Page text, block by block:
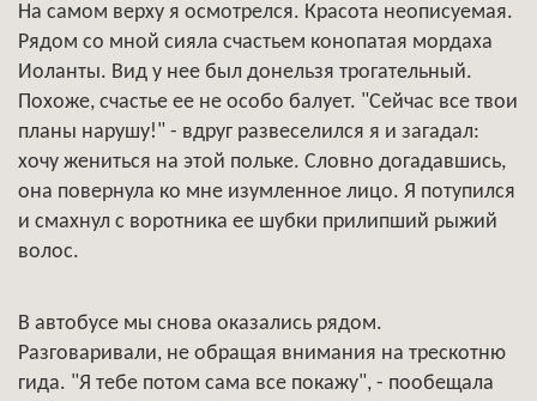
На самом верху я осмотрелся. Красота неописуемая.
Рядом со мной сияла счастьем конопатая мордаха
Иоланты. Вид у нее был донельзя трогательный.
Похоже, счастье ее не особо балует. "Сейчас все твои
планы нарушу!" - вдруг развеселился я и загадал:
хочу жениться на этой польке. Словно догадавшись,
она повернула ко мне изумленное лицо. Я потупился
и смахнул с воротника ее шубки прилипший рыжий
волос.
В автобусе мы снова оказались рядом.
Разговаривали, не обращая внимания на трескотню
гида. "Я тебе потом сама все покажу", - пообещала